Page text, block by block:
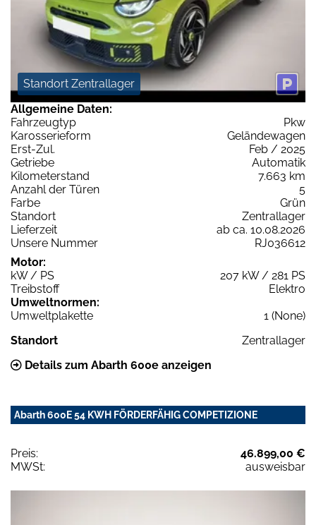
Standort Zentrallager
Allgemeine Daten:
Fahrzeugtyp
Pkw
Karosserieform
Geländewagen
Erst-Zul.
Feb / 2025
Getriebe
Automatik
Kilometerstand
7.663 km
Anzahl der Türen
5
Farbe
Grün
Standort
Zentrallager
Lieferzeit
ab ca. 10.08.2026
Unsere Nummer
RJ036612
Motor:
kW / PS
207 kW / 281 PS
Treibstoff
Elektro
Umweltnormen:
Umweltplakette
1 (None)
Standort
Zentrallager
Details zum Abarth 600e anzeigen
Abarth 600E 54 KWH FÖRDERFÄHIG COMPETIZIONE
Preis:
46.899,00 €
MWSt:
ausweisbar